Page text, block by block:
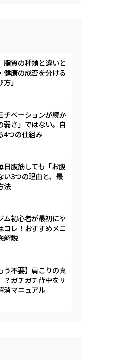
脂質の種類と違いと
健康の成否を分ける
」
チベーションが続か
弱さ」ではない。自
4つの仕組み
日腹筋しても「お腹
い3つの理由と、最
法
ム初心者が最初にや
コレ！おすすめメニ
解説
う不要】肩こりの真
？ガチガチ背中をリ
消マニュアル